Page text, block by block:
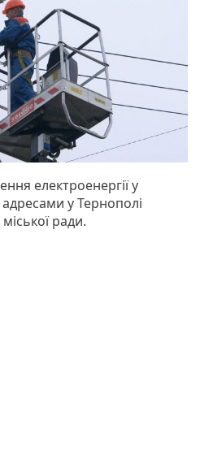
електроенергії у
у Тернополі
ради.